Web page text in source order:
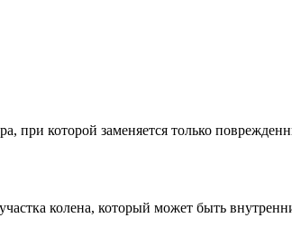
при которой заменяется только
колена, который может быть